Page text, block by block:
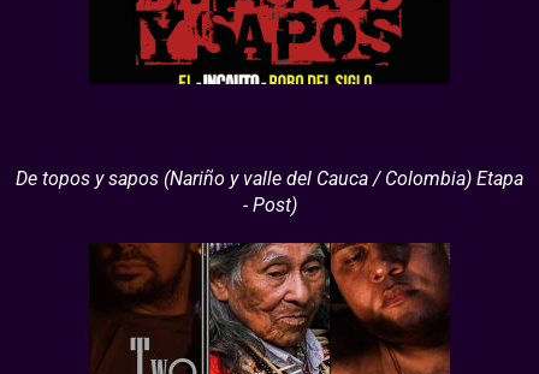
De topos y sapos (Nariño y valle del Cauca / Colombia) Etapa
- Post)